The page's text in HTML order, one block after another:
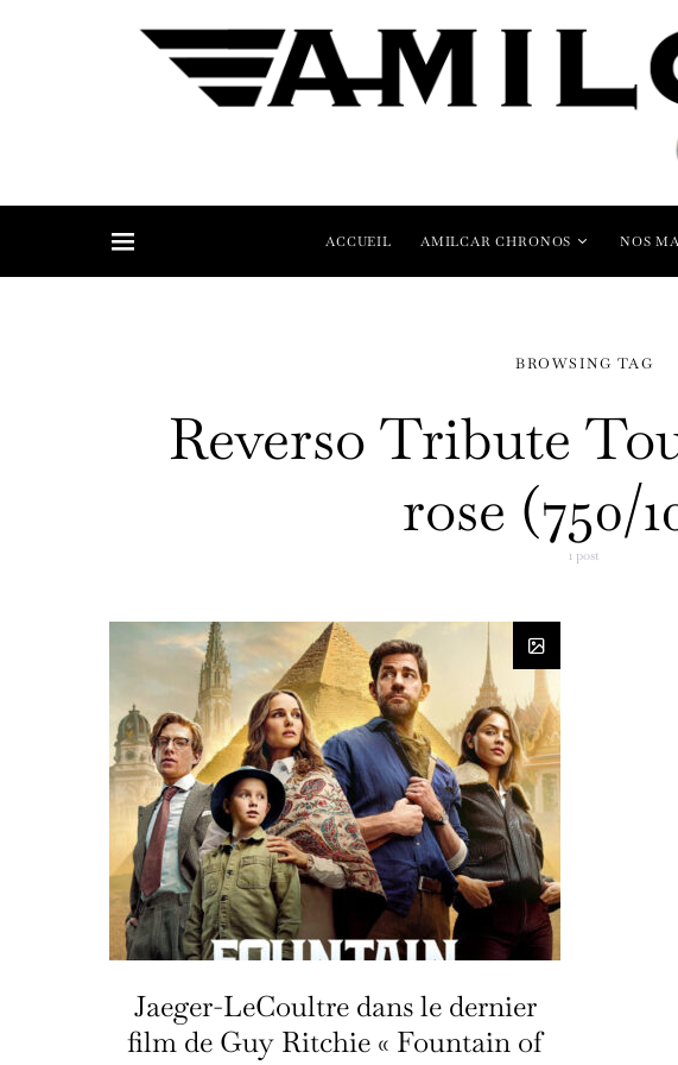
ACCUEIL AMILCAR CHRONOS NOS
BROWSING TAG
Reverso Tribute
rose (750/
1 post
Jaeger-LeCoultre dans le dernier
film de Guy Ritchie « Fountain of